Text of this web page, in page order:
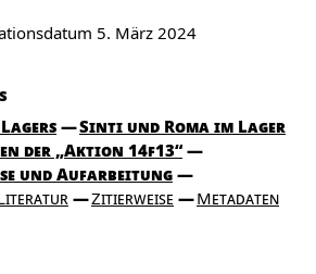
5. März 2024
Sinti und Roma im Lager
der „Aktion 14f13“
und Aufarbeitung
Zitierweise Metadaten